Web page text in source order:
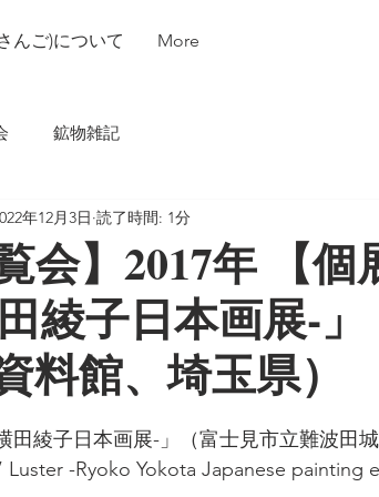
んご)について More
鉱物雑記
会】2017年 【個
綾子日本画展-
料館、埼玉県）
年12月3日 読了時間: 1分
田綾子日本画展-」（富士見市立難波田城
Luster -Ryoko Yokota Japanese painting